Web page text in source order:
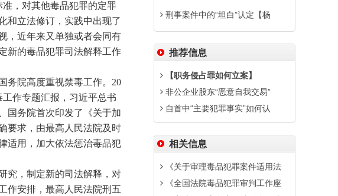
，对其他毒品犯罪的定罪
和立法修订，实践中出现了
，近年来又单独或者会同有
新的毒品犯罪司法解释工作
院高度重视禁毒工作。20
作专题汇报，习近平总书
国务院首次印发了《关于加
要求，由最高人民法院及时
适用，加大依法惩治毒品犯
，制定新的司法解释，对
作安排，最高人民法院刑五
刑事案件中的“坦白”认定【杨
推荐信息
【职务侵占罪如何立案】
非公企业股东“恶意自我交易”
自首中“主要犯罪事实”如何认
相关信息
《关于审理毒品犯罪案件适用法
《全国法院毒品犯罪审判工作座